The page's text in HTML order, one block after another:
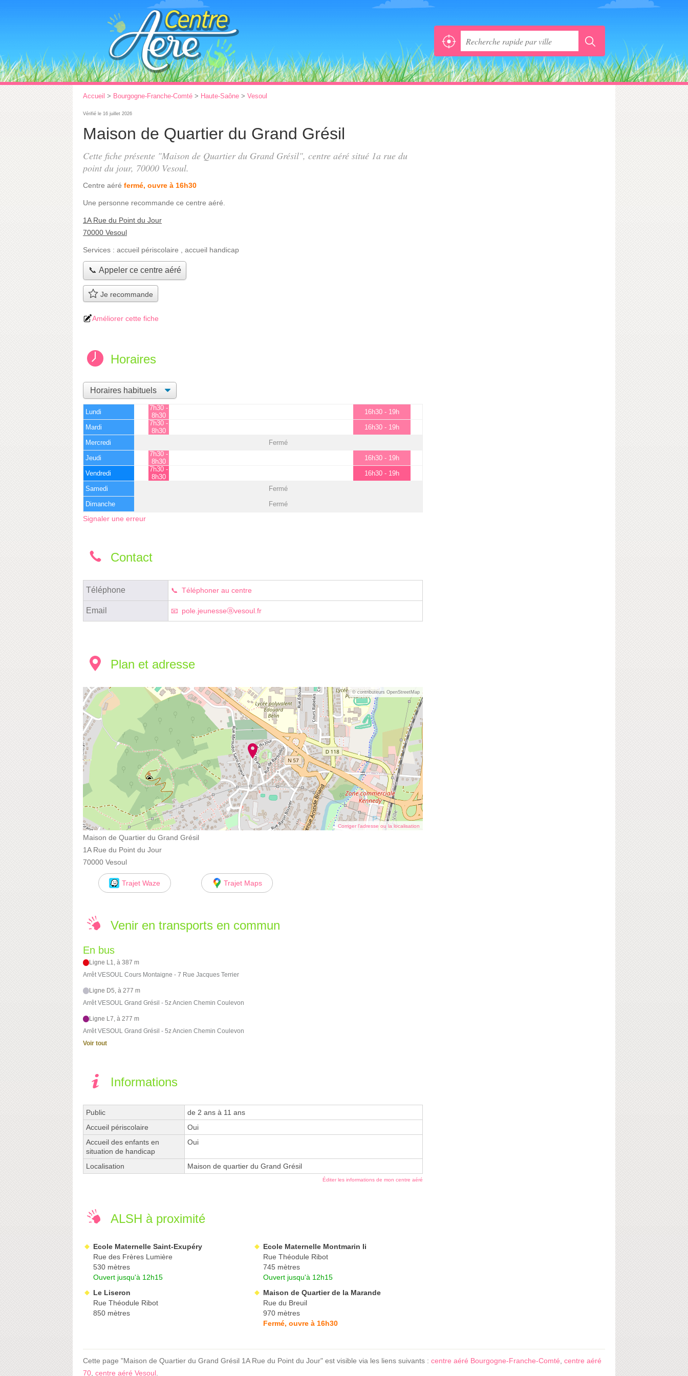
Accueil > Bourgogne-Franche-Comté > Haute-Saône > Vesoul
Vérifié le 16 juillet 2026
Maison de Quartier du Grand Grésil
Cette fiche présente "Maison de Quartier du Grand Grésil", centre aéré situé 1a rue du
point du jour, 70000 Vesoul.
Centre aéré fermé, ouvre à 16h30
Une personne recommande ce centre aéré.
1A Rue du Point du Jour
70000 Vesoul
Services : accueil périscolaire accueil handicap
📞 Appeler ce centre aéré
Je recommande
Améliorer cette fiche
Horaires
Lundi
7h30 -
8h30
16h30 - 19h
Mardi
7h30 -
8h30
16h30 - 19h
Mercredi Fermé
Jeudi
7h30 -
8h30
16h30 - 19h
Vendredi
7h30 -
8h30
16h30 - 19h
Samedi Fermé
Dimanche Fermé
Signaler une erreur
Contact
Téléphone Téléphoner au centre
Email pole.jeunesseⓐvesoul.fr
Plan et adresse
© contributeurs OpenStreetMap
Corriger l’adresse ou la localisation
Maison de Quartier du Grand Grésil
1A Rue du Point du Jour
70000 Vesoul
Trajet Waze Trajet Maps
Venir en transports en commun
En bus
Ligne L1, à 387 m
Arrêt VESOUL Cours Montaigne - 7 Rue Jacques Terrier
Ligne D5, à 277 m
Arrêt VESOUL Grand Grésil - 5z Ancien Chemin Coulevon
Ligne L7, à 277 m
Arrêt VESOUL Grand Grésil - 5z Ancien Chemin Coulevon
Voir tout
Informations
Public
de 2 ans à 11 ans
Accueil périscolaire
Oui
Accueil des enfants en
situation de handicap
Oui
Localisation Maison de quartier du Grand Grésil
Éditer les informations de mon centre aéré
ALSH à proximité
Ecole Maternelle Saint-Exupéry
Rue des Frères Lumière
530 mètres
Ouvert jusqu'à 12h15
Ecole Maternelle Montmarin Ii
Rue Théodule Ribot
745 mètres
Ouvert jusqu'à 12h15
Le Liseron
Rue Théodule Ribot
850 mètres
Maison de Quartier de la Marande
Rue du Breuil
970 mètres
Fermé, ouvre à 16h30
Cette page "Maison de Quartier du Grand Grésil 1A Rue du Point du Jour" est visible via les liens suivants : centre aéré Bourgogne-Franche-Comté, centre aéré
70, centre aéré Vesoul.